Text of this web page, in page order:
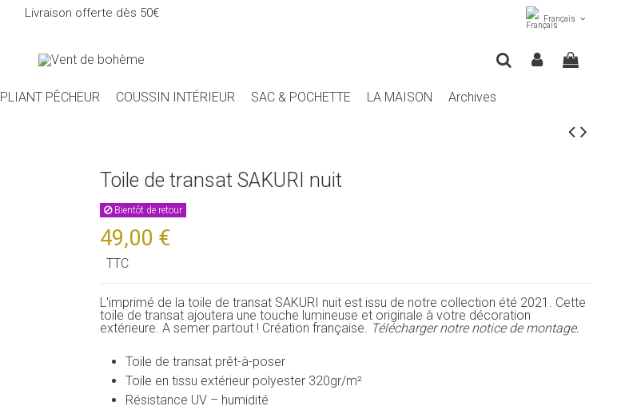
Livraison offerte dès 50€ Français
PLIANT PÊCHEUR COUSSIN INTÉRIEUR SAC & POCHETTE LA MAISON Archives
Toile de transat SAKURI nuit
Bientôt de retour
49,00 €
TTC
L'imprimé de la toile de transat SAKURI nuit est issu de notre collection été 2021. Cette
toile de transat ajoutera une touche lumineuse et originale à votre décoration
extérieure. A semer partout ! Création française.
Télécharger notre notice de montage.
Toile de transat prêt-à-poser
Toile en tissu extérieur polyester 320gr/m²
Résistance UV – humidité